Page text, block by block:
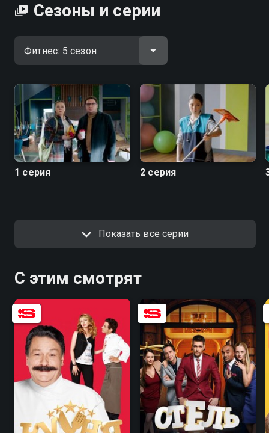
Сезоны и серии
1 серия 2 серия
Показать все серии
С этим смотрят